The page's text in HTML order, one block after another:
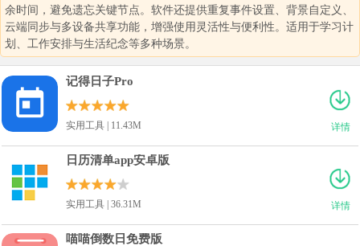
余时间，避免遗忘关键节点。软件还提供重复事件设置、背景自定义、
云端同步与多设备共享功能，增强使用灵活性与便利性。适用于学习计
划、工作安排与生活纪念等多种场景。
详情
记得日子Pro
实用工具 | 11.43M
详情
日历清单app安卓版
实用工具 | 36.31M
喵喵倒数日免费版